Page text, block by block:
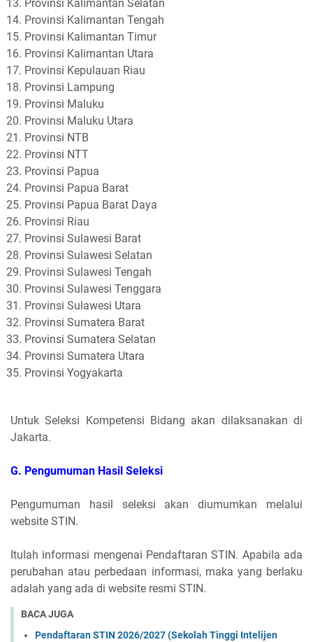
Provinsi Kalimantan Selatan
Provinsi Kalimantan Tengah
Provinsi Kalimantan Timur
Provinsi Kalimantan Utara
Provinsi Kepulauan Riau
Provinsi Lampung
Provinsi Maluku
Provinsi Maluku Utara
Provinsi NTB
Provinsi NTT
Provinsi Papua
Provinsi Papua Barat
Provinsi Papua Barat Daya
Provinsi Riau
Provinsi Sulawesi Barat
Provinsi Sulawesi Selatan
Provinsi Sulawesi Tengah
Provinsi Sulawesi Tenggara
Provinsi Sulawesi Utara
Provinsi Sumatera Barat
Provinsi Sumatera Selatan
Provinsi Sumatera Utara
Provinsi Yogyakarta
Untuk Seleksi Kompetensi Bidang akan dilaksanakan di
Jakarta.
G. Pengumuman Hasil Seleksi
Pengumuman hasil seleksi akan diumumkan melalui
website STIN.
Itulah informasi mengenai Pendaftaran STIN. Apabila ada
perubahan atau perbedaan informasi, maka yang berlaku
adalah yang ada di website resmi STIN.
BACA JUGA
Pendaftaran STIN 2026/2027 (Sekolah Tinggi Intelijen